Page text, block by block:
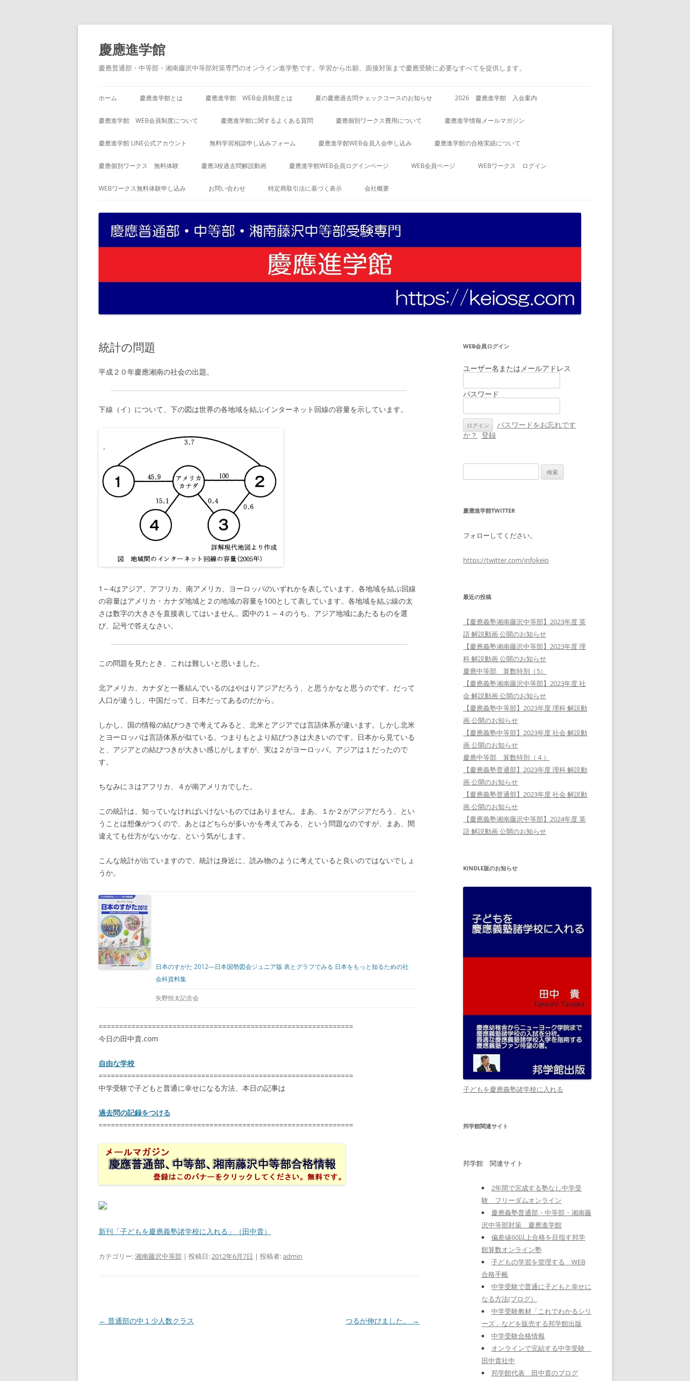
コ
テ
ン
ツ
へ
ス
慶應進学館
慶應普通部・中等部・湘南藤沢中等部対策専門のオンライン進学塾です。学習から出願、面接対策まで慶應受験に必要なすべてを提供します。
ホーム 慶應進学館とは 慶應進学館 WEB会員制度とは 夏の慶應過去問チェックコースのお知らせ 2026 慶應進学館 入会案内
慶應進学館 WEB会員制度について 慶應進学館に関するよくある質問 慶應個別ワークス費用について 慶應進学情報メールマガジン
慶應進学館 LINE公式アカウント 無料学習相談申し込みフォーム 慶應進学館WEB会員入会申し込み 慶應進学館の合格実績について
慶應個別ワークス 無料体験 慶應3校過去問解説動画 慶應進学館WEB会員ログインページ WEB会員ページ WEBワークス ログイン
WEBワークス無料体験申し込み お問い合わせ 特定商取引法に基づく表示 会社概要
統計の問題
平成２０年慶應湘南の社会の出題。
下線（イ）について、下の図は世界の各地域を結ぶインターネット回線の容量を示しています。
1～4はアジア、アフリカ、南アメリカ、ヨーロッパのいずれかを表しています。各地域を結ぶ回線
の容量はアメリカ・カナダ地域と２の地域の容量を100として表しています。各地域を結ぶ線の太
さは数字の大きさを直接表してはいません。図中の１～４のうち、アジア地域にあたるものを選
び、記号で答えなさい。
この問題を見たとき、これは難しいと思いました。
北アメリカ、カナダと一番結んでいるのはやはりアジアだろう、と思うかなと思うのです。だって
人口が違うし、中国だって、日本だってあるのだから。
しかし、国の情報の結びつきで考えてみると、北米とアジアでは言語体系が違います。しかし北米
とヨーロッパは言語体系が似ている。つまりもとより結びつきは大きいのです。日本から見ている
と、アジアとの結びつきが大きい感じがしますが、実は２がヨーロッパ。アジアは１だったので
す。
ちなみに３はアフリカ、４が南アメリカでした。
この統計は、知っていなければいけないものではありません。まあ、１か２がアジアだろう、とい
うことは想像がつくので、あとはどちらが多いかを考えてみる、という問題なのですが、まあ、間
違えても仕方がないかな、という気がします。
こんな統計が出ていますので、統計は身近に、読み物のように考えていると良いのではないでしょ
うか。
日本のすがた 2012―日本国勢図会ジュニア版 表とグラフでみる 日本をもっと知るための社
会科資料集
矢野恒太記念会
==============================================================
今日の田中貴.com
自由な学校
==============================================================
中学受験で子どもと普通に幸せになる方法、本日の記事は
過去問の記録をつける
==============================================================
新刊「子どもを慶應義塾諸学校に入れる」（田中貴）
カテゴリー:湘南藤沢中等部 | 投稿日:2012年6月7日 | 投稿者:admin
投
← 普通部の中１少人数クラス つるが伸びました。 →
WEB会員ログイン
ユーザー名またはメールアドレス
パスワード
パスワードをお忘れです
か？ 登録
索:
慶應進学館TWITTER
フォローしてください。
https://twitter.com/infokeio
最近の投稿
【慶應義塾湘南藤沢中等部】2023年度 英
語 解説動画 公開のお知らせ
【慶應義塾湘南藤沢中等部】2023年度 理
科 解説動画 公開のお知らせ
慶應中等部 算数特別（5）
【慶應義塾湘南藤沢中等部】2023年度 社
会 解説動画 公開のお知らせ
【慶應義塾中等部】2023年度 理科 解説動
画 公開のお知らせ
【慶應義塾中等部】2023年度 社会 解説動
画 公開のお知らせ
慶應中等部 算数特別（４）
【慶應義塾普通部】2023年度 理科 解説動
画 公開のお知らせ
【慶應義塾普通部】2023年度 社会 解説動
画 公開のお知らせ
【慶應義塾湘南藤沢中等部】2024年度 英
語 解説動画 公開のお知らせ
KINDLE版のお知らせ
子どもを慶應義塾諸学校に入れる
邦学館関連サイト
邦学館 関連サイト
2年間で完成する塾なし中学受
験 フリーダムオンライン
慶應義塾普通部・中等部・湘南藤
沢中等部対策 慶應進学館
偏差値60以上合格を目指す邦学
館算数オンライン塾
子どもの学習を管理する WEB
合格手帳
中学受験で普通に子どもと幸せに
なる方法(ブログ）
中学受験教材「これでわかるシリ
ーズ」などを販売する邦学館出版
中学受験合格情報
オンラインで完結する中学受験
田中貴社中
邦学館代表 田中貴のブログ